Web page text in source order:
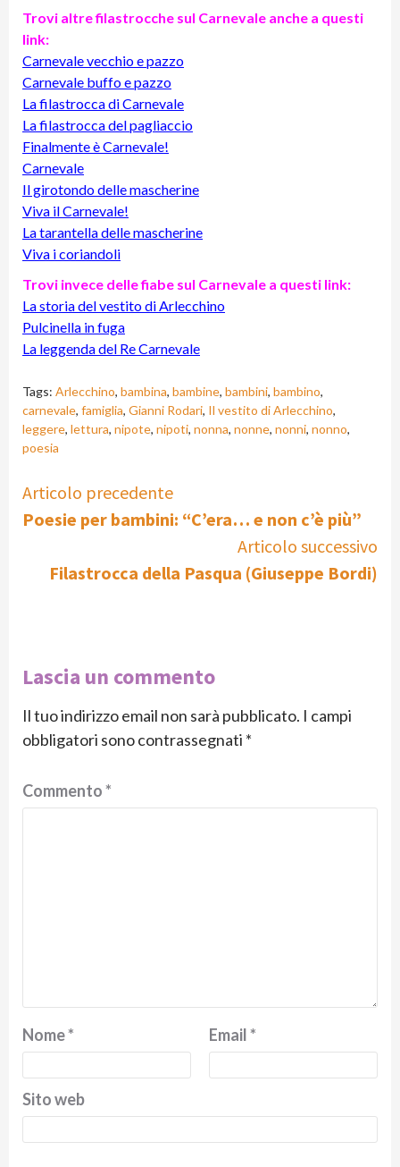
Trovi altre filastrocche sul Carnevale anche a questi
link:
Carnevale vecchio e pazzo
Carnevale buffo e pazzo
La filastrocca di Carnevale
La filastrocca del pagliaccio
Finalmente è Carnevale!
Carnevale
Il girotondo delle mascherine
Viva il Carnevale!
La tarantella delle mascherine
Viva i coriandoli
Trovi invece delle fiabe sul Carnevale a questi link:
La storia del vestito di Arlecchino
Pulcinella in fuga
La leggenda del Re Carnevale
Tags: Arlecchino, bambina, bambine, bambini, bambino,
carnevale, famiglia, Gianni Rodari, Il vestito di Arlecchino,
leggere, lettura, nipote, nipoti, nonna, nonne, nonni, nonno,
poesia
Continue
Reading
Articolo precedente
Poesie per bambini: “C’era… e non c’è più”
Articolo successivo
Filastrocca della Pasqua (Giuseppe Bordi)
Lascia un commento
Il tuo indirizzo email non sarà pubblicato. I campi
obbligatori sono contrassegnati *
Commento*
Nome* Email*
Sito web